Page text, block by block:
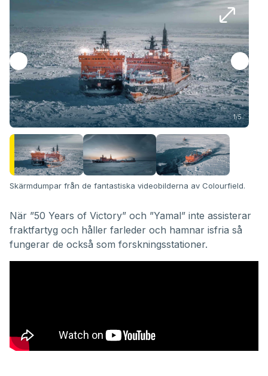
1/5
Skärmdumpar från de fantastiska videobilderna av Colourfield.
När ”50 Years of Victory” och ”Yamal” inte assisterar
fraktfartyg och håller farleder och hamnar isfria så
fungerar de också som forskningsstationer.